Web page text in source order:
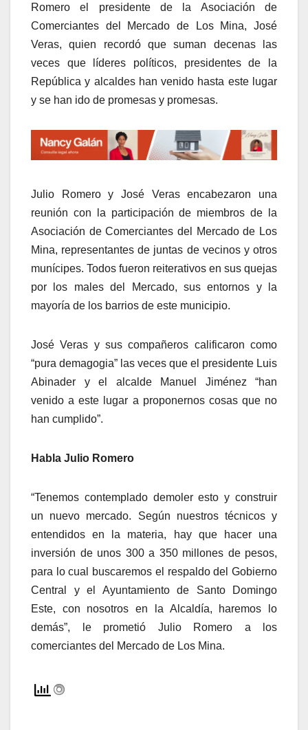
Romero el presidente de la Asociación de
Comerciantes del Mercado de Los Mina, José
Veras, quien recordó que suman decenas las
veces que líderes políticos, presidentes de la
República y alcaldes han venido hasta este lugar
y se han ido de promesas y promesas.
Julio Romero y José Veras encabezaron una
reunión con la participación de miembros de la
Asociación de Comerciantes del Mercado de Los
Mina, representantes de juntas de vecinos y otros
munícipes. Todos fueron reiterativos en sus quejas
por los males del Mercado, sus entornos y la
mayoría de los barrios de este municipio.
José Veras y sus compañeros calificaron como
“pura demagogia” las veces que el presidente Luis
Abinader y el alcalde Manuel Jiménez “han
venido a este lugar a proponernos cosas que no
han cumplido”.
Habla Julio Romero
“Tenemos contemplado demoler esto y construir
un nuevo mercado. Según nuestros técnicos y
entendidos en la materia, hay que hacer una
inversión de unos 300 a 350 millones de pesos,
para lo cual buscaremos el respaldo del Gobierno
Central y el Ayuntamiento de Santo Domingo
Este, con nosotros en la Alcaldía, haremos lo
demás”, le prometió Julio Romero a los
comerciantes del Mercado de Los Mina.